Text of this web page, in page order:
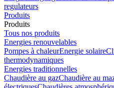
regulateurs
Produits
Produits
Tous nos produits
Energies renouvelables
Pompes à chaleurEnergie solaire
thermodynamiques
Energies traditionnelles
Chaudière au gazChaudière au